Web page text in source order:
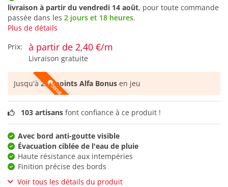
livraison à partir du vendredi 14 août, pour toute commande
passée dans les 2 jours et 18 heures.
Plus de détails
Prix:
à partir de 2,40 €/m
Livraison gratuite
Jusqu'à250 points Alfa Bonus en jeu
103 artisans font confiance à ce produit !
Avec bord anti-goutte visible
Évacuation ciblée de l'eau de pluie
Haute résistance aux intempéries
Finition précise des bords
Voir tous les détails du produit